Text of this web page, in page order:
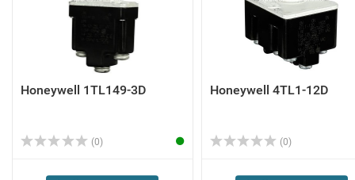
Honeywell 1TL149-3D
(0)
Honeywell 4TL1-12D
(0)